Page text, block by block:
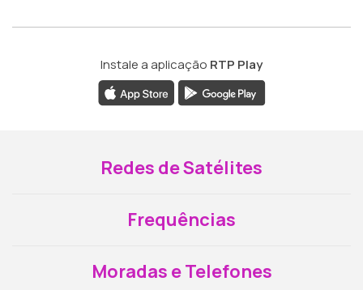
Instale a aplicação RTP Play
Redes de Satélites
Frequências
Moradas e Telefones